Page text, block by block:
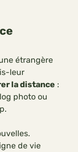
étrangère
leur
la distance :
photo ou
de vie